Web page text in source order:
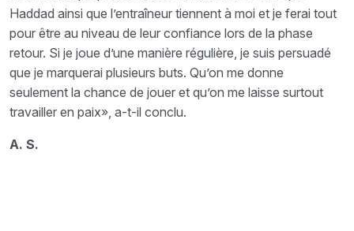
Haddad ainsi que l’entraîneur tiennent à moi et je ferai tout
pour être au niveau de leur confiance lors de la phase
retour. Si je joue d’une manière régulière, je suis persuadé
que je marquerai plusieurs buts. Qu’on me donne
seulement la chance de jouer et qu’on me laisse surtout
travailler en paix», a-t-il conclu.
A. S.